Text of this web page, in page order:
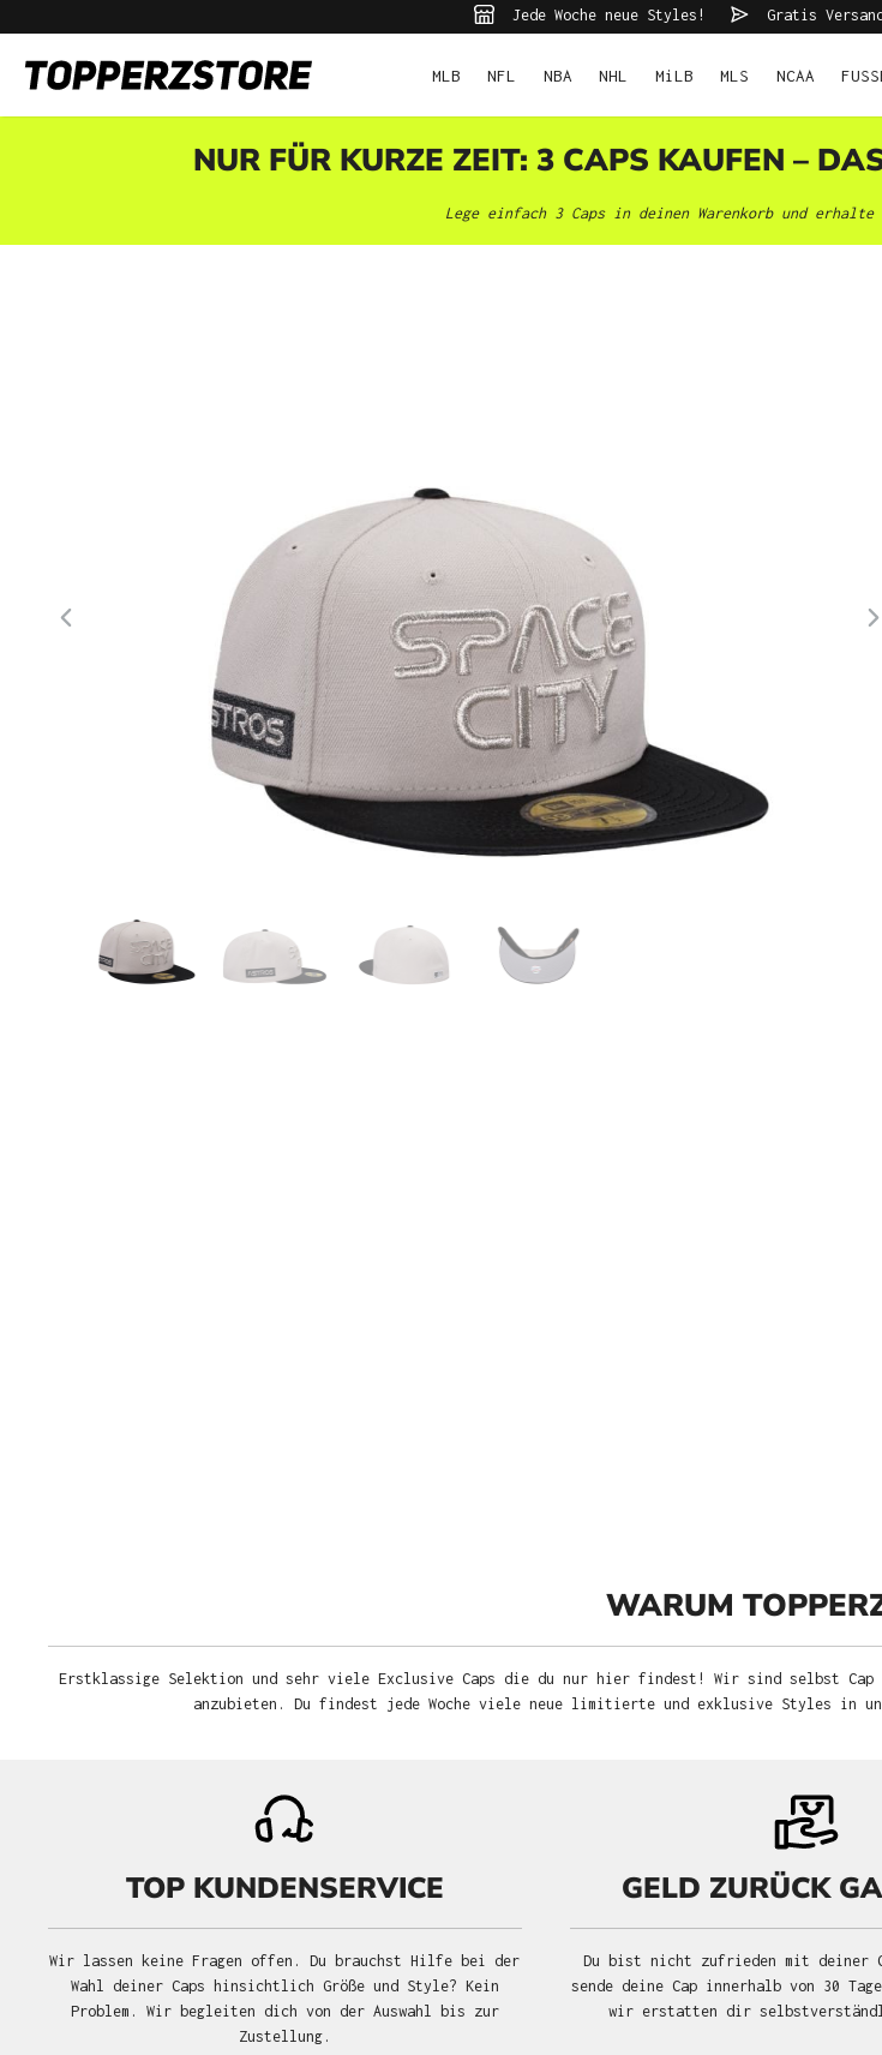
Jede Woche neue Styles! Gratis
MLB NFL NBA NHL MiLB MLS NCAA
NUR FÜR KURZE ZEIT: 3 CAPS KAUFEN –
Lege einfach 3 Caps in deinen Warenkorb und
WARUM
Erstklassige Selektion und sehr viele Exclusive Caps die du nur hier findest! Wir sind selbst Cap
anzubieten. Du findest jede Woche viele neue limitierte und exklusive Styles in
TOP KUNDENSERVICE
Wir lassen keine Fragen offen. Du brauchst Hilfe bei der
Wahl deiner Caps hinsichtlich Größe und Style? Kein
Problem. Wir begleiten dich von der Auswahl bis zur
Zustellung.
GELD ZURÜCK
Du bist nicht zufrieden mit deiner
sende deine Cap innerhalb von 30
wir erstatten dir